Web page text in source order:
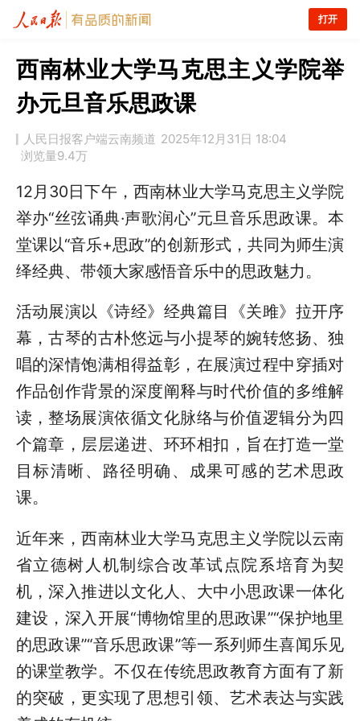
打开
西南林业大学马克思主义学院举
办元旦音乐思政课
人民日报客户端云南频道 2025年12月31日 18:04
浏览量9.4万
12月30日下午，西南林业大学马克思主义学院
举办“丝弦诵典·声歌润心”元旦音乐思政课。本
堂课以“音乐+思政”的创新形式，共同为师生演
绎经典、带领大家感悟音乐中的思政魅力。
活动展演以《诗经》经典篇目《关雎》拉开序
幕，古琴的古朴悠远与小提琴的婉转悠扬、独
唱的深情饱满相得益彰，在展演过程中穿插对
作品创作背景的深度阐释与时代价值的多维解
读，整场展演依循文化脉络与价值逻辑分为四
个篇章，层层递进、环环相扣， 旨在打造一堂
目标清晰、路径明确、成果可感的艺术思政
课。
近年来，西南林业大学马克思主义学院以云南
省立德树人机制综合改革试点院系培育为契
机，深入推进以文化人、大中小思政课一体化
建设，深入开展“博物馆里的思政课”“保护地里
的思政课”“音乐思政课”等一系列师生喜闻乐见
的课堂教学。不仅在传统思政教育方面有了新
的突破，更实现了思想引领、艺术表达与实践